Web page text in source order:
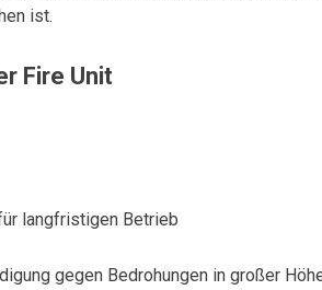
ist.
Fire Unit
langfristigen Betrieb
gegen Bedrohungen in großer